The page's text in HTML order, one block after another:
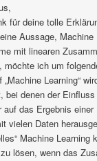
für deine tolle
Aussage, Machine
mit linearen
möchte ich um
„Machine Learning“
bei denen der
auf das Ergebnis
vielen Daten
Machine Learning
lösen, wenn das